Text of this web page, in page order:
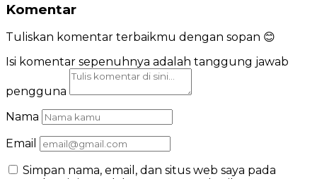
Komentar
Tuliskan komentar terbaikmu dengan sopan 😊
Isi komentar sepenuhnya adalah tanggung jawab
pengguna
Nama
Email
Simpan nama, email, dan situs web saya pada